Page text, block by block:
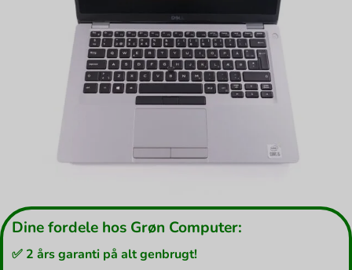
Dine fordele hos Grøn Computer:
✅ 2 års garanti på alt genbrugt!